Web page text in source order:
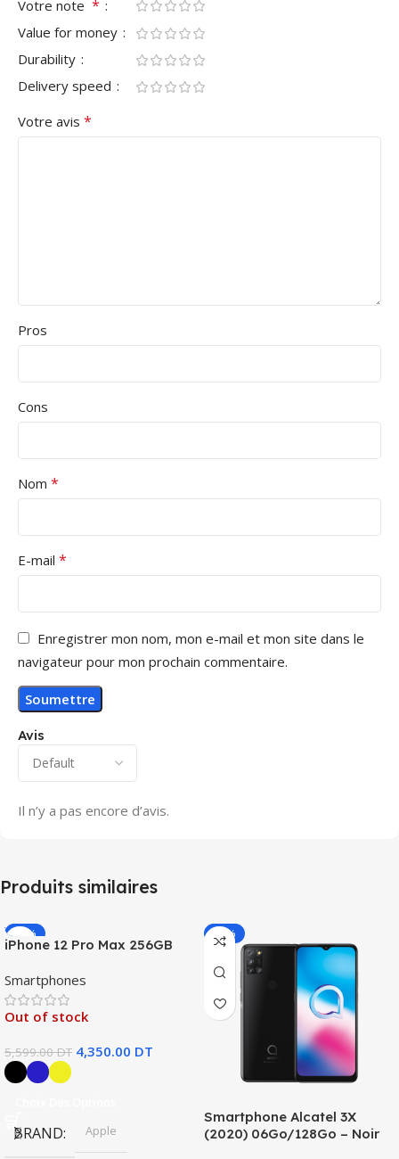
Avis
Il n’y a pas encore d’avis.
Votre note *
Value for money
Durability
Delivery speed
Votre avis *
Pros
Cons
Nom *
E-mail *
Enregistrer mon nom, mon e-mail et mon site dans le
navigateur pour mon prochain commentaire.
Produits similaires
-22%
iPhone 12 Pro Max 256GB
Smartphones
Out of stock
5,599.00DT 4,350.00 DT
BRAND Apple
-17%
Smartphone Alcatel 3X
(2020) 06Go/128Go – Noir